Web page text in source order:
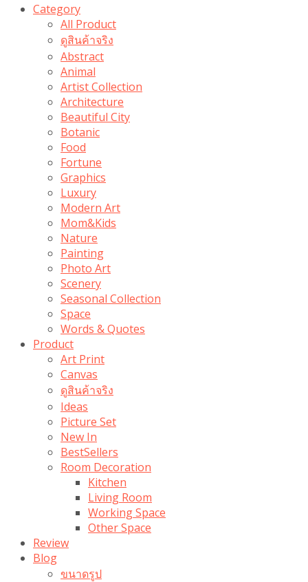
Category
All Product
ดูสินค้าจริง
Abstract
Animal
Artist Collection
Architecture
Beautiful City
Botanic
Food
Fortune
Graphics
Luxury
Modern Art
Mom&Kids
Nature
Painting
Photo Art
Scenery
Seasonal Collection
Space
Words & Quotes
Product
Art Print
Canvas
ดูสินค้าจริง
Ideas
Picture Set
New In
BestSellers
Room Decoration
Kitchen
Living Room
Working Space
Other Space
Review
Blog
ขนาดรูป